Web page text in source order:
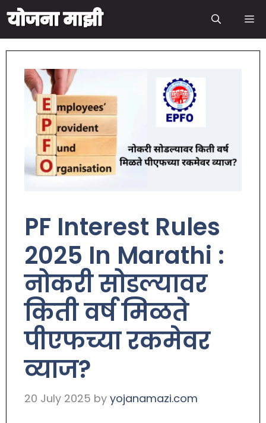
PF Interest Rules
2025 In Marathi :
नोकरी सोडल्यावर
किती वर्ष मिळते
पीएफच्या रकमेवर
व्याज?
20 July 2025 by yojanamazi.com